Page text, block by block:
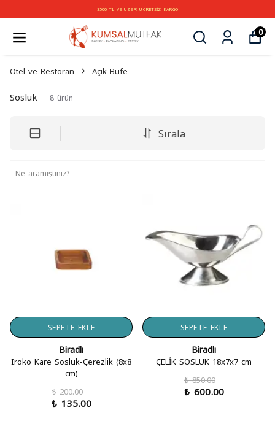
3500 TL VE ÜZERİ ÜCRETSİZ KARGO
0
Otel ve Restoran Açık Büfe
Sosluk 8 ürün
Sırala
SEPETE EKLE
Biradlı
Iroko Kare Sosluk-Çerezlik (8x8
cm)
₺ 200.00
₺ 135.00
SEPETE EKLE
Biradlı
ÇELİK SOSLUK 18x7x7 cm
₺ 850.00
₺ 600.00